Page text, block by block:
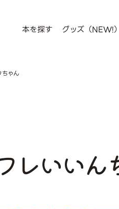
本を探す グッズ（NEW!）
ゃん
レいいん